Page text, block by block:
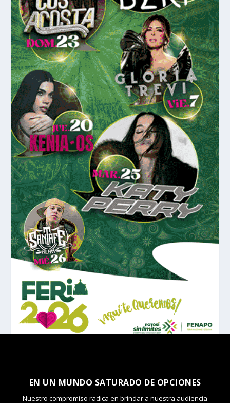
EN UN MUNDO SATURADO DE OPCIONES
Nuestro compromiso radica en brindar a nuestra audiencia